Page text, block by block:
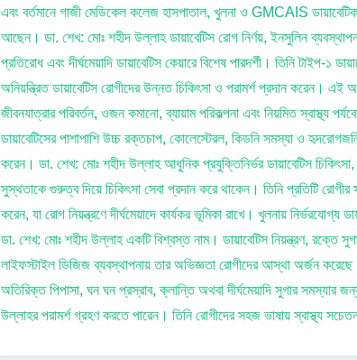
এবং বর্তমানে গাজী মেডিকেল কলেজ হাসপাতাল, খুলনা ও GMCAIS ডায়াবেটিক
আছেন। ডা. শেখ: মোঃ শহীদ উল্লাহ ডায়াবেটিস রোগ নির্ণয়, ইনসুলিন
প্রতিরোধ এবং দীর্ঘমেয়াদি ডায়াবেটিস কেয়ারে বিশেষ পারদর্শী। তিনি টাইপ-১
অনিয়ন্ত্রিত ডায়াবেটিস রোগীদের উন্নত চিকিৎসা ও পরামর্শ প্রদান করেন। এই
জীবনযাত্রার পরিবর্তন, ওজন কমানো, ব্যায়াম পরিকল্পনা এবং নিয়মিত স্বাস্থ্য
ডায়াবেটিসের পাশাপাশি উচ্চ রক্তচাপ, কোলেস্টেরল, কিডনি সমস্যা ও
করেন। ডা. শেখ: মোঃ শহীদ উল্লাহ আধুনিক প্রযুক্তিনির্ভর ডায়াবেটিস চিকিৎসা,
সুস্থতাকে গুরুত্ব দিয়ে চিকিৎসা সেবা প্রদান করে থাকেন। তিনি প্রতিটি রোগীর
করেন, যা রোগ নিয়ন্ত্রণে দীর্ঘমেয়াদে কার্যকর ভূমিকা রাখে। খুলনায়
ডা. শেখ: মোঃ শহীদ উল্লাহ একটি বিশ্বস্ত নাম। ডায়াবেটিস নিয়ন্ত্রণ, রক্তে
লাইফস্টাইল ডিজিজ ব্যবস্থাপনায় তার অভিজ্ঞতা রোগীদের আস্থা অর্জন
অতিরিক্ত পিপাসা, ঘন ঘন প্রস্রাব, ক্লান্তি অথবা দীর্ঘমেয়াদি সুগার সমস্যার
উল্লাহর পরামর্শ গ্রহণ করতে পারেন। তিনি রোগীদের সহজ ভাষায় স্বাস্থ্য